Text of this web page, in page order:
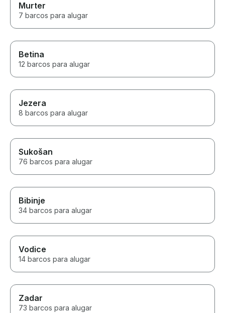
Murter
7 barcos para alugar
Betina
12 barcos para alugar
Jezera
8 barcos para alugar
Sukošan
76 barcos para alugar
Bibinje
34 barcos para alugar
Vodice
14 barcos para alugar
Zadar
73 barcos para alugar